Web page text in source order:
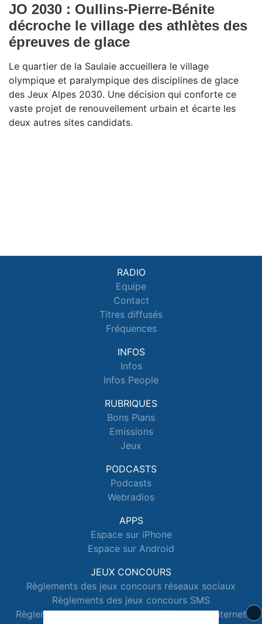
JO 2030 : Oullins-Pierre-Bénite
décroche le village des athlètes des
épreuves de glace
Le quartier de la Saulaie accueillera le village
olympique et paralympique des disciplines de glace
des Jeux Alpes 2030. Une décision qui conforte ce
vaste projet de renouvellement urbain et écarte les
deux autres sites candidats.
RADIO
Equipe
Contact
Titres diffusés
Fréquences
INFOS
Infos
Infos People
RUBRIQUES
Bons Plans
Emissions
Jeux
PODCASTS
Podcasts
Webradios
APPS
Espace sur iPhone
Espace sur Android
JEUX CONCOURS
Règlements des jeux concours réseaux sociaux
Règlements des jeux concours SMS
Règlements des jeux concours téléphone et internet